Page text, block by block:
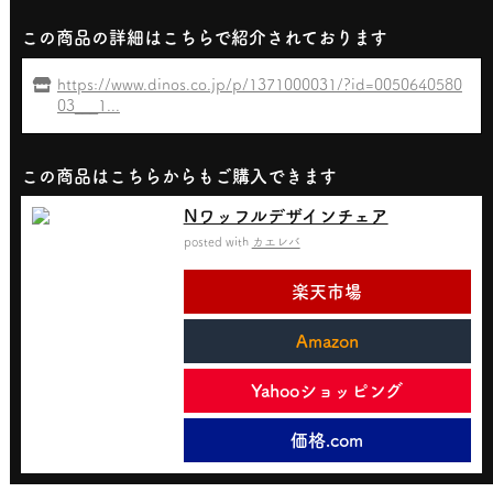
この商品の詳細はこちらで紹介されております
https://www.dinos.co.jp/p/1371000031/?id=0050640580
03___1...
この商品はこちらからもご購入できます
Nワッフルデザインチェア
posted with カエレバ
楽天市場
Amazon
Yahooショッピング
価格.com